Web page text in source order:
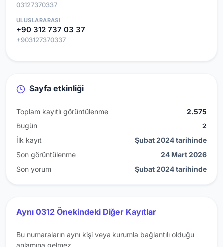
03127370337
ULUSLARARASI
+90 312 737 03 37
+903127370337
Sayfa etkinliği
Toplam kayıtlı görüntülenme
2.575
Bugün
2
İlk kayıt
Şubat 2024 tarihinde
Son görüntülenme
24 Mart 2026
Son yorum
Şubat 2024 tarihinde
Aynı 0312 Önekindeki Diğer Kayıtlar
Bu numaraların aynı kişi veya kurumla bağlantılı olduğu
anlamına gelmez.